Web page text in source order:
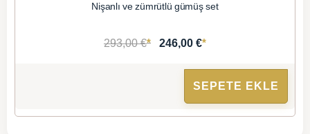
Nişanlı ve zümrütlü gümüş set
293,00 €* 246,00 €*
SEPETE EKLE